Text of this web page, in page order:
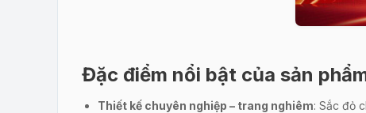
Đặc điểm nổi bật của sản
Thiết kế chuyên nghiệp – trang nghiêm: Sắc đỏ